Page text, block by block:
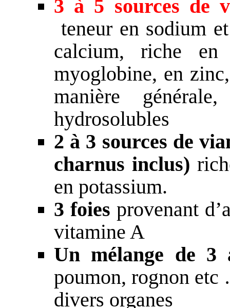
3 à 5 sources de
teneur en sodium
calcium, riche
myoglobine, en
manière
hydrosolubles
2 à 3 sources de
charnus inclus)
en potassium.
3 foies provenant
vitamine A
Un mélange de 3
poumon, rognon
divers organes